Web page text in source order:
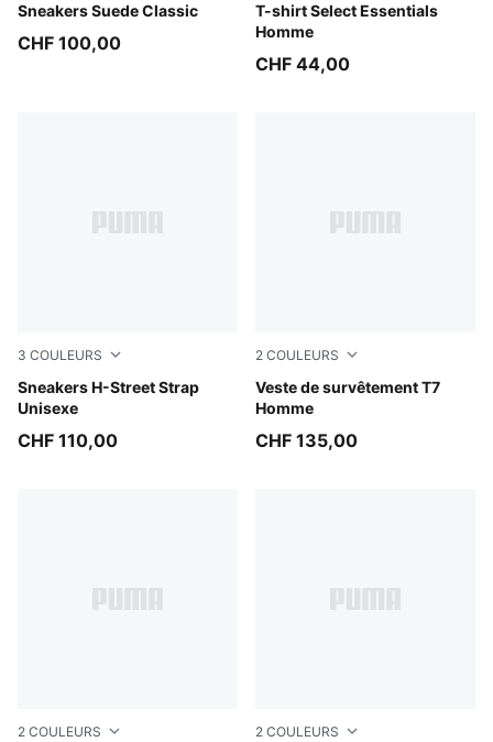
Sneakers Suede Classic
Buttercream-PUMA White
CHF 100,00
T-shirt Select Essentials
Homme
Puma Black
CHF 44,00
3 COULEURS
Sneakers H-Street Strap
Unisexe
Dazzling Yellow-Warm White
CHF 110,00
2 COULEURS
Veste de survêtement T7
Homme
Puma Black
CHF 135,00
2 COULEURS 2 COULEURS